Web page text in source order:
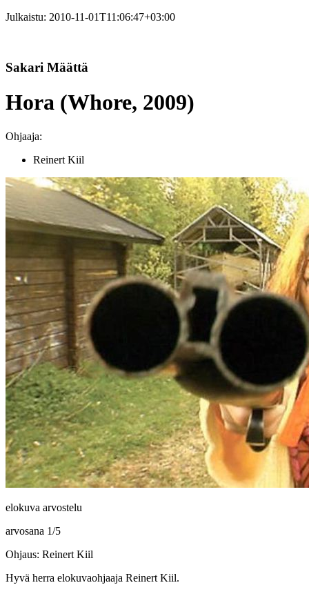
Julkaistu: 2010-11-01T11:06:47+03:00
Sakari Määttä
Hora (Whore, 2009)
Ohjaaja:
Reinert Kiil
elokuva arvostelu
arvosana 1/5
Ohjaus: Reinert Kiil
Hyvä herra elokuvaohjaaja Reinert Kiil.